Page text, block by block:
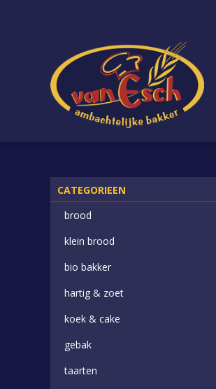
CATEGORIEEN
brood
klein brood
bio bakker
hartig & zoet
koek & cake
gebak
taarten